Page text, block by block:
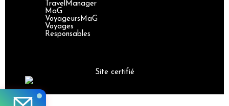
TravelManager
MaG
VoyageursMaG
Voyages
Responsables
Site certifié